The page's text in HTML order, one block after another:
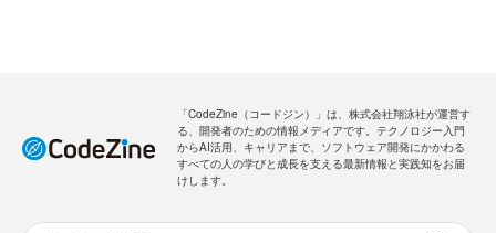
「CodeZine（コードジン）」は、株式会社翔泳社が運営す
る、開発者のための情報メディアです。テクノロジー入門
からAI活用、キャリアまで、ソフトウェア開発にかかわる
すべての人の学びと成長を支える最新情報と実践知をお届
けします。